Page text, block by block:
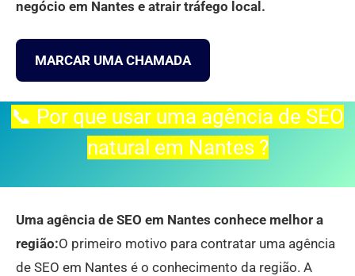
negócio em Nantes e atrair tráfego local.
MARCAR UMA CHAMADA
📞 Por que usar uma agência de SEO
natural em Nantes ?
Uma agência de SEO em Nantes conhece melhor a
região:O primeiro motivo para contratar uma agência
de SEO em Nantes é o conhecimento da região. A